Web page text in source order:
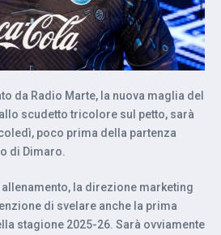
da Radio Marte, la nuova maglia del
scudetto tricolore sul petto, sarà
poco prima della partenza
di Dimaro.
la direzione marketing
di svelare anche la prima
stagione 2025-26. Sarà ovviamente